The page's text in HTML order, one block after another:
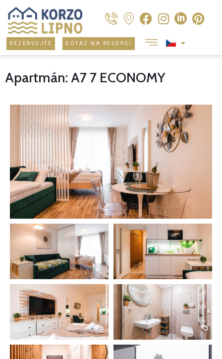
REZERVUJTE DOTAZ NA RECEPCI
Apartmán: A7 7 ECONOMY